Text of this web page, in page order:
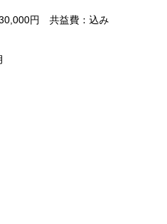
円 共益費：込み